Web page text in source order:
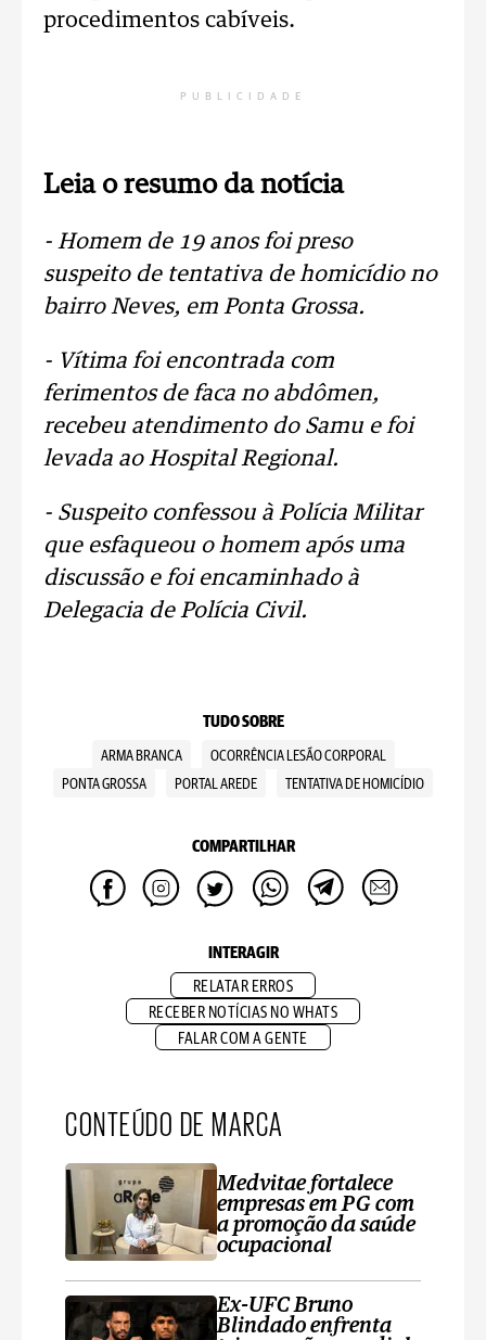
procedimentos cabíveis.
PUBLICIDADE
Leia o resumo da notícia
- Homem de 19 anos foi preso
suspeito de tentativa de homicídio no
bairro Neves, em Ponta Grossa.
- Vítima foi encontrada com
ferimentos de faca no abdômen,
recebeu atendimento do Samu e foi
levada ao Hospital Regional.
- Suspeito confessou à Polícia Militar
que esfaqueou o homem após uma
discussão e foi encaminhado à
Delegacia de Polícia Civil.
TUDO SOBRE
ARMA BRANCA
OCORRÊNCIA LESÃO CORPORAL
PONTA GROSSA
PORTAL AREDE TENTATIVA DE HOMICÍDIO
COMPARTILHAR
INTERAGIR
RELATAR ERROS
RECEBER NOTÍCIAS NO WHATS
FALAR COM A GENTE
CONTEÚDO DE MARCA
Medvitae fortalece
empresas em PG com
a promoção da saúde
ocupacional
Ex-UFC Bruno
Blindado enfrenta